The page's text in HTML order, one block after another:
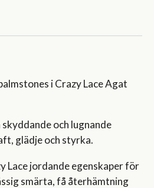
i Crazy Lace Agat
skyddande och lugnande
glädje och styrka.
Lace jordande egenskaper för
smärta, få återhämtning